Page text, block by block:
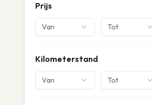
Prijs
Van Tot
Kilometerstand
Van Tot